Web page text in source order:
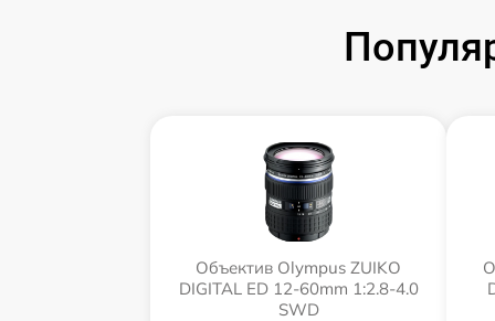
Объектив Olympus ZUIKO
DIGITAL ED 12-60mm 1:2.8-4.0
SWD